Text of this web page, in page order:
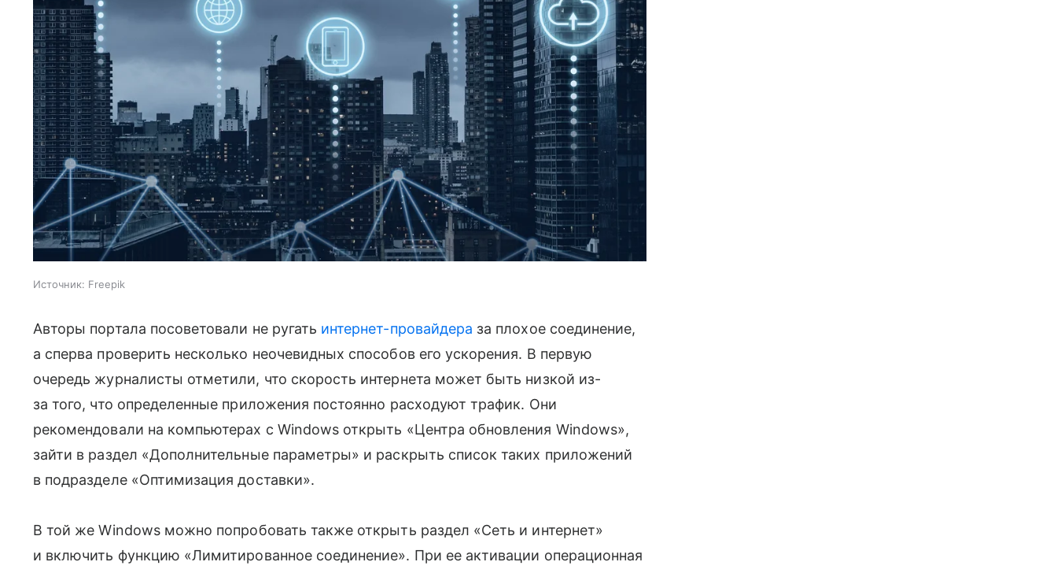
Источник: Freepik
Авторы портала посоветовали не ругать интернет-провайдера за плохое соединение,
а сперва проверить несколько неочевидных способов его ускорения. В первую
очередь журналисты отметили, что скорость интернета может быть низкой из-
за того, что определенные приложения постоянно расходуют трафик. Они
рекомендовали на компьютерах с Windows открыть «Центра обновления Windows»,
зайти в раздел «Дополнительные параметры» и раскрыть список таких приложений
в подразделе «Оптимизация доставки».
В той же Windows можно попробовать также открыть раздел «Сеть и интернет»
и включить функцию «Лимитированное соединение». При ее активации операционная